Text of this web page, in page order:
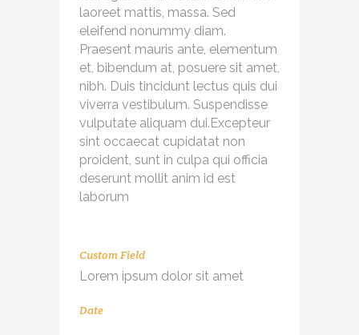
laoreet mattis, massa. Sed
eleifend nonummy diam.
Praesent mauris ante, elementum
et, bibendum at, posuere sit amet,
nibh. Duis tincidunt lectus quis dui
viverra vestibulum. Suspendisse
vulputate aliquam dui.Excepteur
sint occaecat cupidatat non
proident, sunt in culpa qui officia
deserunt mollit anim id est
laborum
Custom Field
Lorem ipsum dolor sit amet
Date